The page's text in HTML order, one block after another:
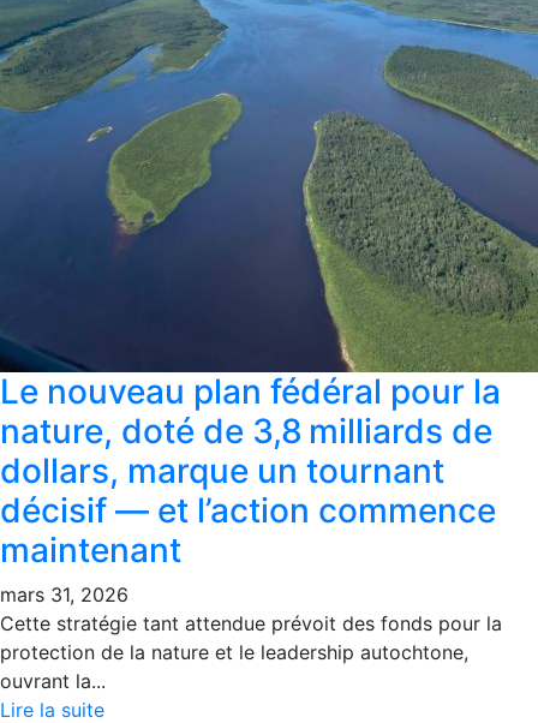
Le nouveau plan fédéral pour la
nature, doté de 3,8 milliards de
dollars, marque un tournant
décisif — et l’action commence
maintenant
mars 31, 2026
Cette stratégie tant attendue prévoit des fonds pour la
protection de la nature et le leadership autochtone,
ouvrant la...
Lire la suite